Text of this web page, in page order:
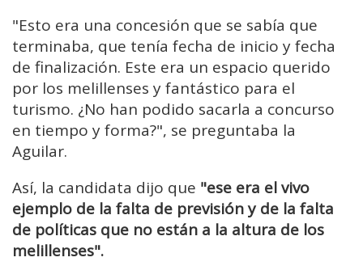
"Esto era una concesión que se sabía que
terminaba, que tenía fecha de inicio y fecha
de finalización. Este era un espacio querido
por los melillenses y fantástico para el
turismo. ¿No han podido sacarla a concurso
en tiempo y forma?", se preguntaba la
Aguilar.
Así, la candidata dijo que "ese era el vivo
ejemplo de la falta de previsión y de la falta
de políticas que no están a la altura de los
melillenses".